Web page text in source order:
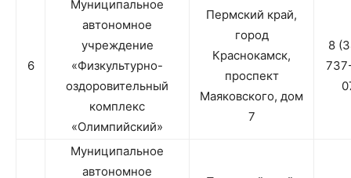
6
Муниципальное
автономное
учреждение
«Физкультурно-
оздоровительный
комплекс
«Олимпийский»
Пермский край,
город
Краснокамск,
проспект
Маяковского, дом
7
8
Муниципальное
автономное